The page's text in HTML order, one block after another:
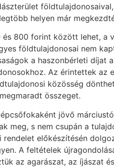
helyen már
800 forint között lehet,
földtulajdonosai nem
a haszonbérleti
Az érintettek
közösség
összeget.
jövő
meg, s nem csupán a
előkészítésén
A feltételek
az agarászat, az íjászat